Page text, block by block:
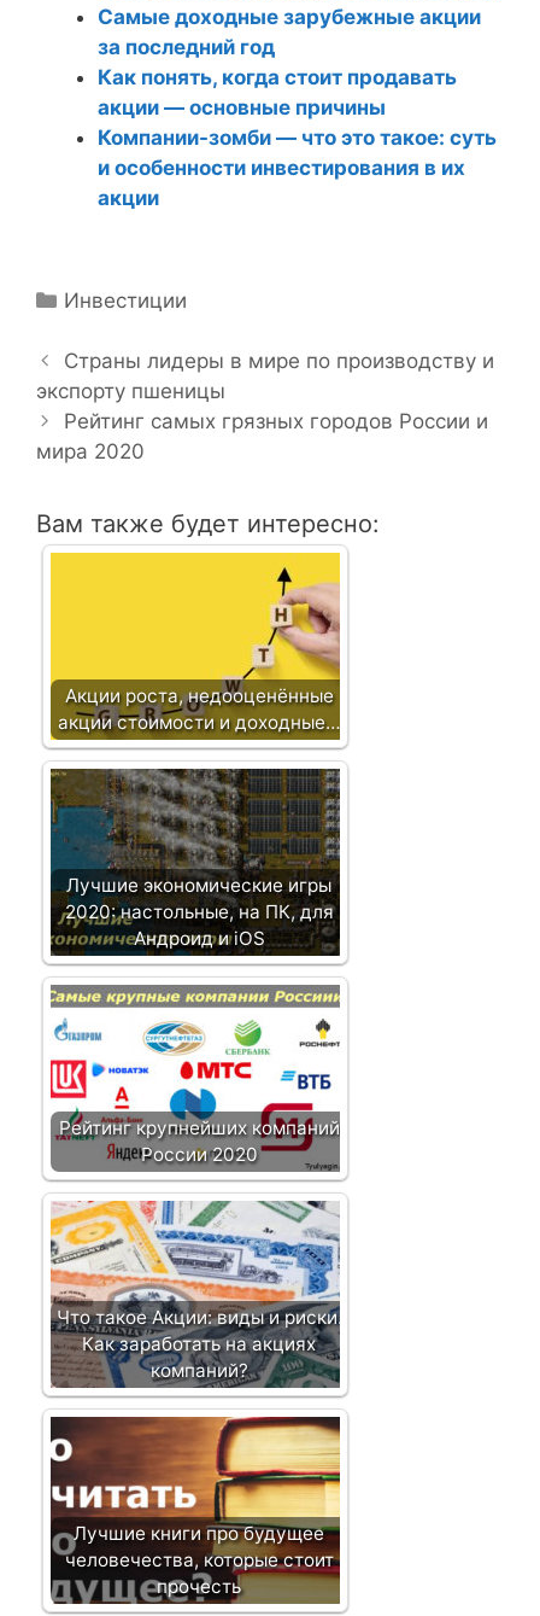
Самые доходные зарубежные акции
за последний год
Как понять, когда стоит продавать
акции — основные причины
Компании-зомби — что это такое: суть
и особенности инвестирования в их
акции
Р
б
р
и
к
Инвестиции
а
в
и
г
ц
и
и
Страны лидеры в мире по производству и
экспорту пшеницы
Рейтинг самых грязных городов России и
мира 2020
Вам также будет интересно:
Акции роста, недооценённые
акции стоимости и доходные…
Лучшие экономические игры
2020: настольные, на ПК, для
Андроид и iOS
Рейтинг крупнейших компаний
России 2020
Что такое Акции: виды и риски.
Как заработать на акциях
компаний?
Лучшие книги про будущее
человечества, которые стоит
прочесть